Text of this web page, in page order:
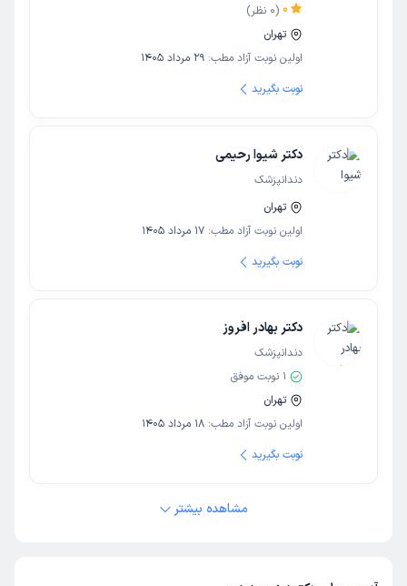
0
(
0 نظر)
تهران
اولین نوبت آزاد مطب: 29 مرداد 1405
نوبت بگیرید
دکتر شیوا رحیمی
دندانپزشک
تهران
اولین نوبت آزاد مطب: 17 مرداد 1405
نوبت بگیرید
دکتر بهادر افروز
دندانپزشک
1 نوبت موفق
تهران
اولین نوبت آزاد مطب: 18 مرداد 1405
نوبت بگیرید
مشاهده بیشتر